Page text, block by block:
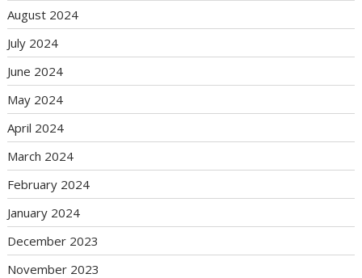
August 2024
July 2024
June 2024
May 2024
April 2024
March 2024
February 2024
January 2024
December 2023
November 2023